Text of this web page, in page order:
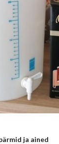
ja ained